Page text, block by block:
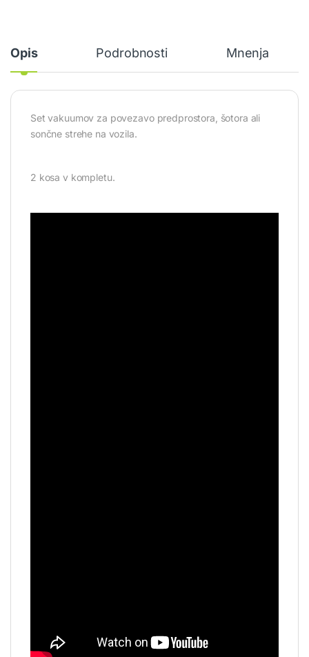
Opis Podrobnosti Mnenja
Set vakuumov za povezavo predprostora, šotora ali
sončne strehe na vozila.
2 kosa v kompletu.